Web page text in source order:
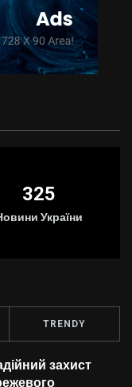
325
України
TRENDY
захист